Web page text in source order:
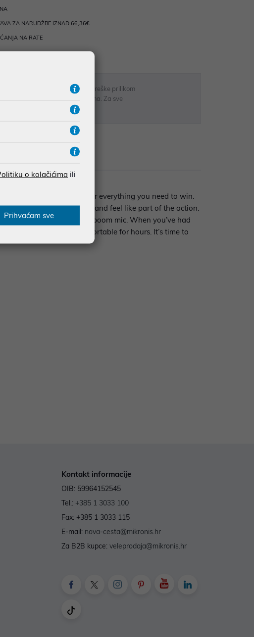
ZA NARUDŽBE IZNAD 66,36€
NA RATE
nastale u opisu proizvoda, greške prilikom
potpunosti odgovarati artiklima. Za sve
can react faster and hear everything you need to win.
Notice more audio cues and feel like part of the action.
with a noise-cancelling boom mic. When you’ve had
earcups keep you comfortable for hours. It’s time to
Kontakt informacije
OIB: 59964152545
Tel.: +385 1 3033 100
Fax: +385 1 3033 115
E-mail: nova-cesta@mikronis.hr
Za B2B kupce: veleprodaja@mikronis.hr
o kolačićima ili
Prihvaćam sve